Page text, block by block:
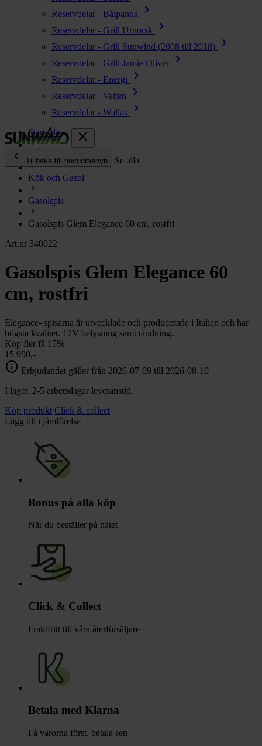
Reservdelar - Bålpanna chevron_right
Reservdelar - Grill Urnorsk chevron_right
Reservdelar - Grill Sunwind (2008 till 2018) chevron_right
Reservdelar - Grill Jamie Oliver chevron_right
Reservdelar - Energi chevron_right
Reservdelar - Vatten chevron_right
Reservdelar - Wallas
chevron_right
close
chevron_left
Tillbaka till huvudmenyn Se alla
Energi chevron_right
Kök & Gasol
Värme chevron_right
Vatten
Toalett chevron_right
Grill & Fritid chevron_right
Lacanche
Startsida
Kök och Gasol
Gasolspis
Gasolspis Glem Elegance 60 cm, rostfri
Art.nr 340022
Gasolspis Glem Elegance 60
cm, rostfri
Elegance- spisarna är utvecklade och producerade i Italien och har
högsta kvalitet. 12V belysning samt tändning.
Köp fler få 15%
15 990,-
info Erbjudandet gäller från 2026-07-09 till 2026-08-10
I lager. 2-5 arbetsdagar leveranstid.
Köp produkt Click & collect
Lägg till i jämförelse
Bonus på alla köp
När du beställer på nätet
Click & Collect
Fraktfritt till våra återförsäljare
Betala med Klarna
Få varorna först, betala sen